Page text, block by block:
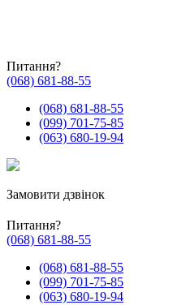
Питання?
(068) 681-88-55
(068) 681-88-55
(099) 701-75-85
(063) 680-19-94
Замовити дзвінок
Питання?
(068) 681-88-55
(068) 681-88-55
(099) 701-75-85
(063) 680-19-94